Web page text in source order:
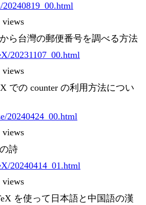
views
ら台灣の郵便番号を調べる方法
20231107_00.html
views
での counter の利用方法につい
20240424_00.html
views
詩
20240414_01.html
views
を使って日本語と中国語の漢